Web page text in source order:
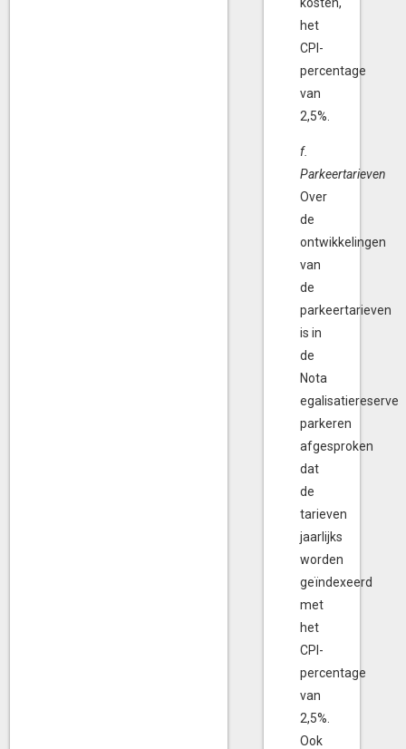
het
CPI-
percentage
van
2,5%.
f.
Parkeertarieven
Over
de
ontwikkelingen
van
de
parkeertarieven
is in
de
Nota
egalisatiereserve
parkeren
afgesproken
dat
de
tarieven
jaarlijks
worden
geïndexeerd
met
het
CPI-
percentage
van
2,5%.
Ook